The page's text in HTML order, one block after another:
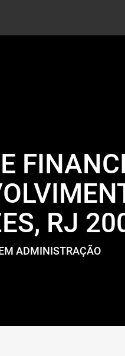
RJ
ADMINISTRAÇÃO